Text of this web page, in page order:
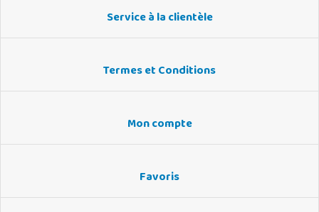
Service à la clientèle
Termes et Conditions
Mon compte
Favoris